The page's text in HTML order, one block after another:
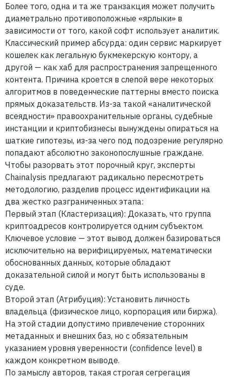
Более того, одна и та же транзакция может получить
диаметрально противоположные «ярлыки» в
зависимости от того, какой софт использует аналитик.
Классический пример абсурда: один сервис маркирует
кошелек как легальную букмекерскую контору, а
другой — как хаб для распространения запрещенного
контента. Причина кроется в слепой вере некоторых
алгоритмов в поведенческие паттерны вместо поиска
прямых доказательств. Из-за такой «аналитической
всеядности» правоохранительные органы, судебные
инстанции и криптобизнесы вынуждены опираться на
шаткие гипотезы, из-за чего под подозрение регулярно
попадают абсолютно законопослушные граждане.
Чтобы разорвать этот порочный круг, эксперты
Chainalysis предлагают радикально пересмотреть
методологию, разделив процесс идентификации на
два жестко разграниченных этапа:
Первый этап (Кластеризация): Доказать, что группа
криптоадресов контролируется одним субъектом.
Ключевое условие — этот вывод должен базироваться
исключительно на верифицируемых, математически
обоснованных данных, которые обладают
доказательной силой и могут быть использованы в
суде.
Второй этап (Атрибуция): Установить личность
владельца (физическое лицо, корпорация или биржа).
На этой стадии допустимо привлечение сторонних
метаданных и внешних баз, но с обязательным
указанием уровня уверенности (confidence level) в
каждом конкретном выводе.
По замыслу авторов, такая строгая сегрегация